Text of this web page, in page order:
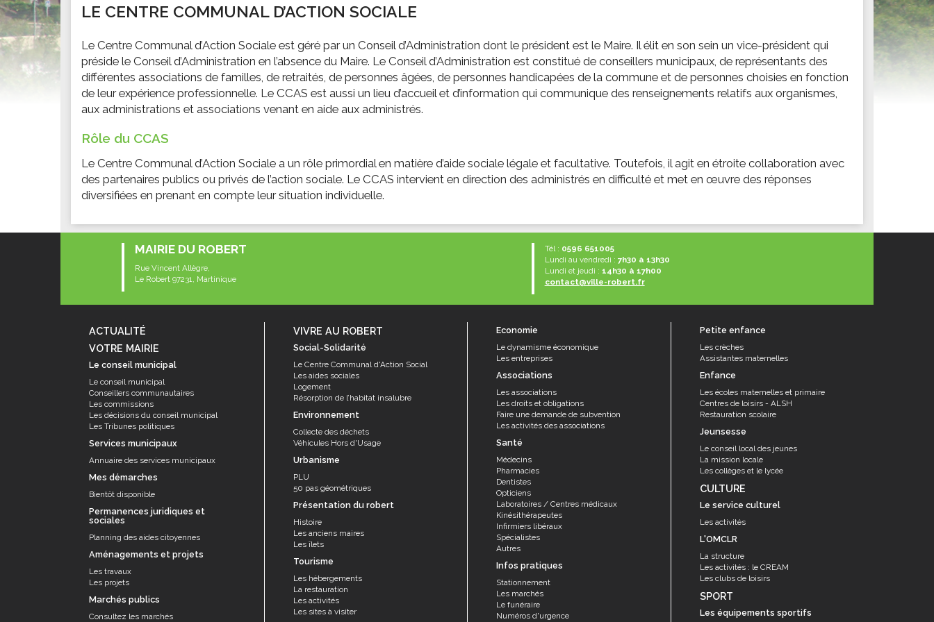
Conseillers communautaires
MARCHÉS PUBLICS
Consultez les marchés
PRÉSENTATION DU ROBERT
Les anciens maires
Les personnalités
SERVICES MUNICIPAUX
MES DÉMARCHES
Faîtes vos démarches en ligne
Véhicules Hors d'Usage
Bornes de tri
Collecte des déchets
Tri bô kay
Les îlets
Les activités
La restauration
Les sites à visiter
Le dynamisme économique
Les entreprises
ASSOCIATIONS
Les droits et obligations
Les activités des associations
VIE PRATIQUE
Les espaces numériques
Infos baignade
Infos sargasse
Stationnement
Le funéraire
Numéros d'urgence
SANTÉ
Annuaire santé
EMPLOI
SOCIAL-SOLIDARITÉ
Le Centre Communal d'Action Social
Les aides sociales
Epicerie sociale et solidaire "Rayon de Soleil"
Bornes de collecte de l'ACISE
La mission locale
Le conseil local des jeunes
ENFANCE
Restauration scolaire
Le portail famille
LE CENTRE COMMUNAL D’ACTION SOCIALE
Le Centre Communal d’Action Sociale est géré par un Conseil d’Administration dont le président est le Maire. Il élit en son sein un vice-président qui
préside le Conseil d’Administration en l’absence du Maire. Le Conseil d’Administration est constitué de conseillers municipaux, de représentants des
différentes associations de familles, de retraités, de personnes âgées, de personnes handicapées de la commune et de personnes choisies en fonction
de leur expérience professionnelle. Le CCAS est aussi un lieu d’accueil et d’information qui communique des renseignements relatifs aux organismes,
aux administrations et associations venant en aide aux administrés.
Rôle du CCAS
Le Centre Communal d’Action Sociale a un rôle primordial en matière d’aide sociale légale et facultative. Toutefois, il agit en étroite collaboration avec
des partenaires publics ou privés de l’action sociale. Le CCAS intervient en direction des administrés en difficulté et met en œuvre des réponses
diversifiées en prenant en compte leur situation individuelle.
MAIRIE DU ROBERT
Rue Vincent Allègre,
Le Robert 97231, Martinique
Tél : 0596 651005
Lundi au vendredi : 7h30 à 13h30
Lundi et jeudi : 14h30 à 17h00
contact@ville-robert.fr
ACTUALITÉ
VOTRE MAIRIE
Le conseil municipal
Le conseil municipal
Conseillers communautaires
Les commissions
Les décisions du conseil municipal
Les Tribunes politiques
Services municipaux
Annuaire des services municipaux
Mes démarches
Bientôt disponible
Permanences juridiques et
sociales
Planning des aides citoyennes
Aménagements et projets
Les travaux
Les projets
Marchés publics
Consultez les marchés
VIVRE AU ROBERT
Social-Solidarité
Le Centre Communal d'Action Social
Les aides sociales
Logement
Résorption de l’habitat insalubre
Environnement
Collecte des déchets
Véhicules Hors d'Usage
Urbanisme
PLU
50 pas géométriques
Présentation du robert
Histoire
Les anciens maires
Les îlets
Tourisme
Les hébergements
La restauration
Les activités
Les sites à visiter
Economie
Le dynamisme économique
Les entreprises
Associations
Les associations
Les droits et obligations
Faire une demande de subvention
Les activités des associations
Santé
Médecins
Pharmacies
Dentistes
Opticiens
Laboratoires / Centres médicaux
Kinésithérapeutes
Infirmiers libéraux
Spécialistes
Autres
Infos pratiques
Stationnement
Les marchés
Le funéraire
Numéros d'urgence
Petite enfance
Les crèches
Assistantes maternelles
Enfance
Les écoles maternelles et primaire
Centres de loisirs - ALSH
Restauration scolaire
Jeunsesse
Le conseil local des jeunes
La mission locale
Les collèges et le lycée
CULTURE
Le service culturel
Les activités
L'OMCLR
La structure
Les activités : le CREAM
Les clubs de loisirs
SPORT
Les équipements sportifs